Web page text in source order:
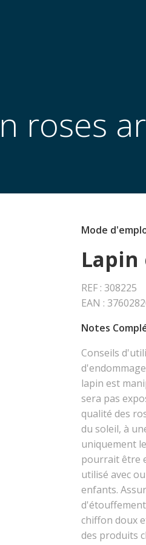
roses
Mode
REF : 308225
EAN :
Notes
Conseils
lapin est
sera pas
qualité des
du soleil, à
uniquement
pourrait être
utilisé avec
enfants.
chiffon doux
des produits